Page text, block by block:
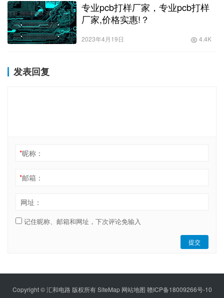
专业pcb打样厂家，专业pcb打样
厂家,价格实惠!？
2023年4月19日 4.4K
发表回复
*昵称：
*邮箱：
网址：
记住昵称、邮箱和网址，下次评论免输入
提交
Copyright © 汇和电路 版权所有SiteMap 网站地图 赣ICP备18009266号-10